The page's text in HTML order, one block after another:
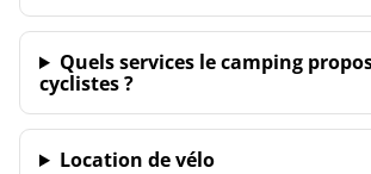
Quels services le camping
cyclistes ?
Location de vélo